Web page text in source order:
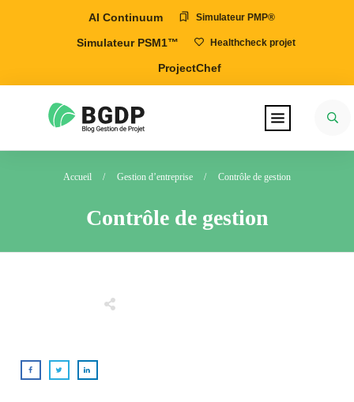
AI Continuum Simulateur PMP®
Simulateur PSM1™ Healthcheck projet
ProjectChef
Accueil / Gestion d’entreprise / Contrôle de gestion
Contrôle de gestion